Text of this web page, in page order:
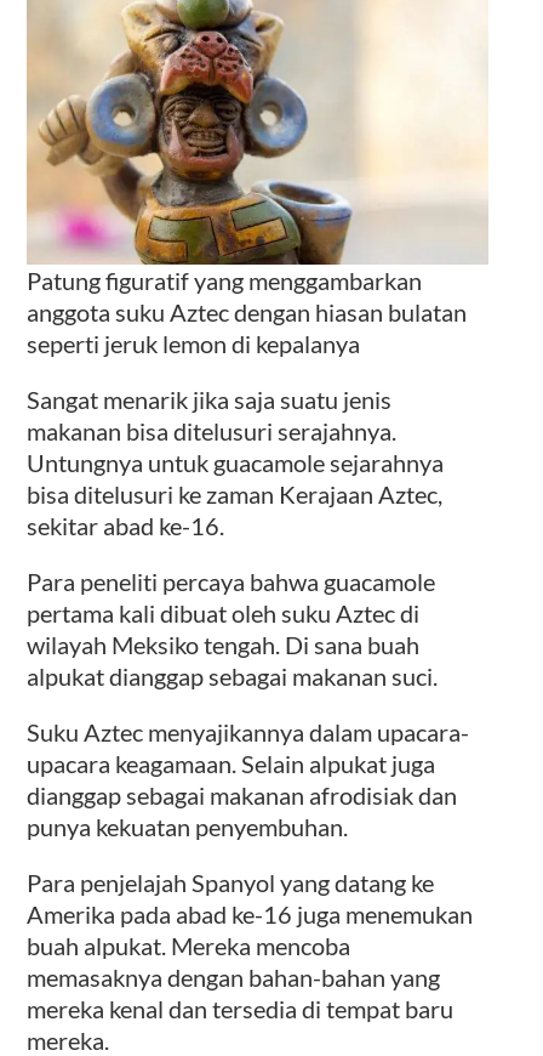
Patung figuratif yang menggambarkan
anggota suku Aztec dengan hiasan bulatan
seperti jeruk lemon di kepalanya
Sangat menarik jika saja suatu jenis
makanan bisa ditelusuri serajahnya.
Untungnya untuk guacamole sejarahnya
bisa ditelusuri ke zaman Kerajaan Aztec,
sekitar abad ke-16.
Para peneliti percaya bahwa guacamole
pertama kali dibuat oleh suku Aztec di
wilayah Meksiko tengah. Di sana buah
alpukat dianggap sebagai makanan suci.
Suku Aztec menyajikannya dalam upacara-
upacara keagamaan. Selain alpukat juga
dianggap sebagai makanan afrodisiak dan
punya kekuatan penyembuhan.
Para penjelajah Spanyol yang datang ke
Amerika pada abad ke-16 juga menemukan
buah alpukat. Mereka mencoba
memasaknya dengan bahan-bahan yang
mereka kenal dan tersedia di tempat baru
mereka.